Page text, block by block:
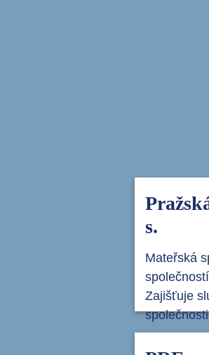
s.
Mateřská
Zajišťuje